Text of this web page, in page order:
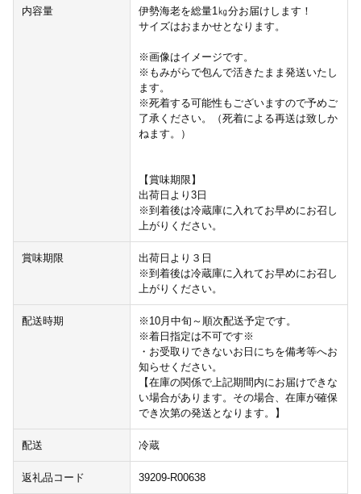
内容量
伊勢海老を総量1㎏分お届けします！
サイズはおまかせとなります。
※画像はイメージです。
※もみがらで包んで活きたまま発送いたし
ます。
※死着する可能性もございますので予めご
了承ください。（死着による再送は致しか
ねます。）
【賞味期限】
出荷日より3日
※到着後は冷蔵庫に入れてお早めにお召し
上がりください。
賞味期限
出荷日より３日
※到着後は冷蔵庫に入れてお早めにお召し
上がりください。
配送時期
※10月中旬～順次配送予定です。
※着日指定は不可です※
・お受取りできないお日にちを備考等へお
知らせください。
【在庫の関係で上記期間内にお届けできな
い場合があります。その場合、在庫が確保
でき次第の発送となります。】
配送 冷蔵
返礼品コード 39209-R00638